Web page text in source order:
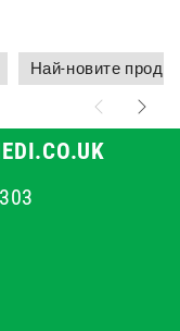
Най-новите